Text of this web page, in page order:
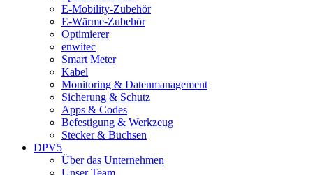
E-Mobility-Zubehör
E-Wärme-Zubehör
Optimierer
enwitec
Smart Meter
Kabel
Monitoring & Datenmanagement
Sicherung & Schutz
Apps & Codes
Befestigung & Werkzeug
Stecker & Buchsen
DPV5
Über das Unternehmen